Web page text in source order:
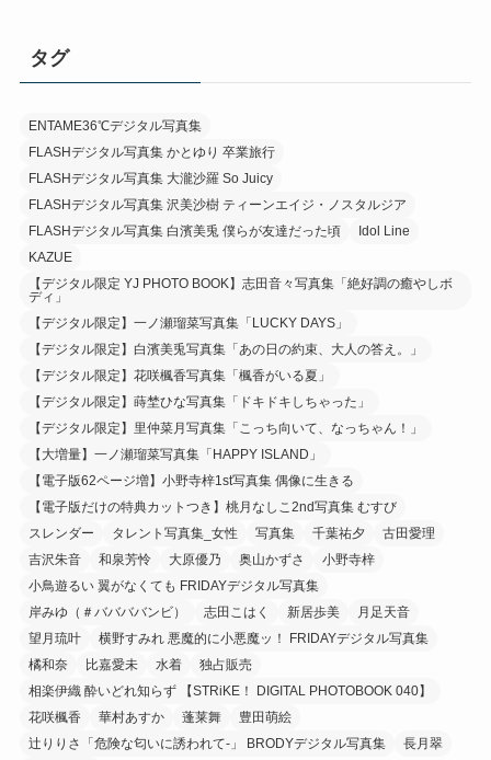
タグ
ENTAME36℃デジタル写真集
FLASHデジタル写真集 かとゆり 卒業旅行
FLASHデジタル写真集 大瀧沙羅 So Juicy
FLASHデジタル写真集 沢美沙樹 ティーンエイジ・ノスタルジア
FLASHデジタル写真集 白濱美兎 僕らが友達だった頃
Idol Line
KAZUE
【デジタル限定 YJ PHOTO BOOK】志田音々写真集「絶好調の癒やしボ
ディ」
【デジタル限定】一ノ瀬瑠菜写真集「LUCKY DAYS」
【デジタル限定】白濱美兎写真集「あの日の約束、大人の答え。」
【デジタル限定】花咲楓香写真集「楓香がいる夏」
【デジタル限定】蒔埜ひな写真集「ドキドキしちゃった」
【デジタル限定】里仲菜月写真集「こっち向いて、なっちゃん！」
【大増量】一ノ瀬瑠菜写真集「HAPPY ISLAND」
【電子版62ページ増】小野寺梓1st写真集 偶像に生きる
【電子版だけの特典カットつき】桃月なしこ2nd写真集 むすび
スレンダー
タレント写真集_女性 写真集 千葉祐夕
古田愛理
吉沢朱音
和泉芳怜 大原優乃 奥山かずさ
小野寺梓
小鳥遊るい 翼がなくても FRIDAYデジタル写真集
岸みゆ（＃ババババンビ）
志田こはく 新居歩美
月足天音
望月琉叶
横野すみれ 悪魔的に小悪魔ッ！ FRIDAYデジタル写真集
橘和奈
比嘉愛未 水着
独占販売
相楽伊織 酔いどれ知らず 【STRiKE！ DIGITAL PHOTOBOOK 040】
花咲楓香
華村あすか 蓬莱舞
豊田萌絵
辻りりさ「危険な匂いに誘われて-」 BRODYデジタル写真集
長月翠